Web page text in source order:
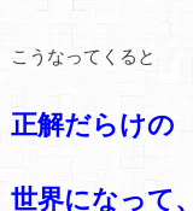
こうなってくると
正解だらけの
世界になって、